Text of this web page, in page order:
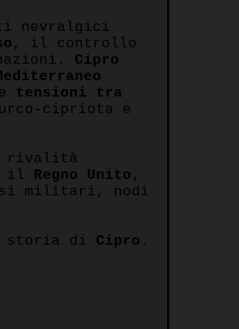
nevralgici
, il controllo
Cipro
tensioni tra
cipriota e
rivalità
il Regno Unito ,
militari, nodi
storia di Cipro .